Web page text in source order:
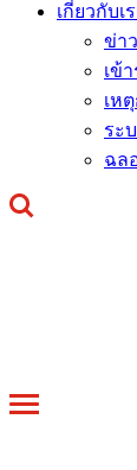
เกี่ยวกับเ
ข่า
เข้
เห
ระ
ฉล
Toggle